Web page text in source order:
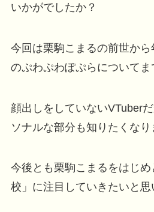
いかがでしたか？
今回は栗駒こまるの前世か
のぷわぷわぽぷらについてま
顔出しをしていないVTuber
ソナルな部分も知りたくなり
今後とも栗駒こまるをはじ
校」に注目していきたいと思